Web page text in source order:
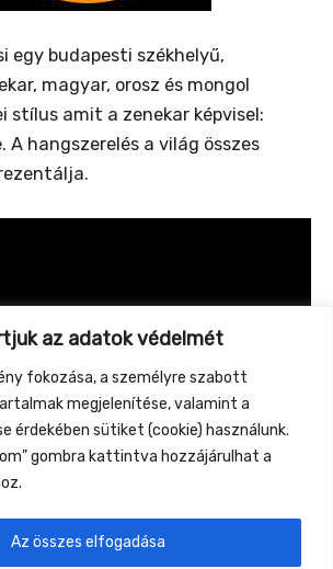
az adatok védelmét
fokozása, a személyre szabott
megjelenítése, valamint a
érdekében sütiket (cookie) használunk.
gombra kattintva hozzájárulhat a
Az összes elfogadása
egy budapesti székhelyű,
magyar, orosz és mongol
stílus amit a zenekar képvisel:
A hangszerelés a világ összes